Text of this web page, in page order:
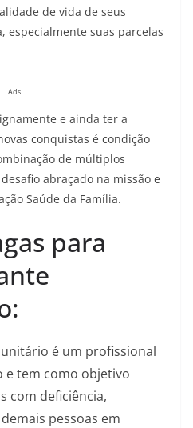
de vida de seus
especialmente suas parcelas
Ads
e ainda ter a
conquistas é condição
de múltiplos
abraçado na missão e
Saúde da Família.
para
é um profissional
e tem como objetivo
com deficiência,
pessoas em